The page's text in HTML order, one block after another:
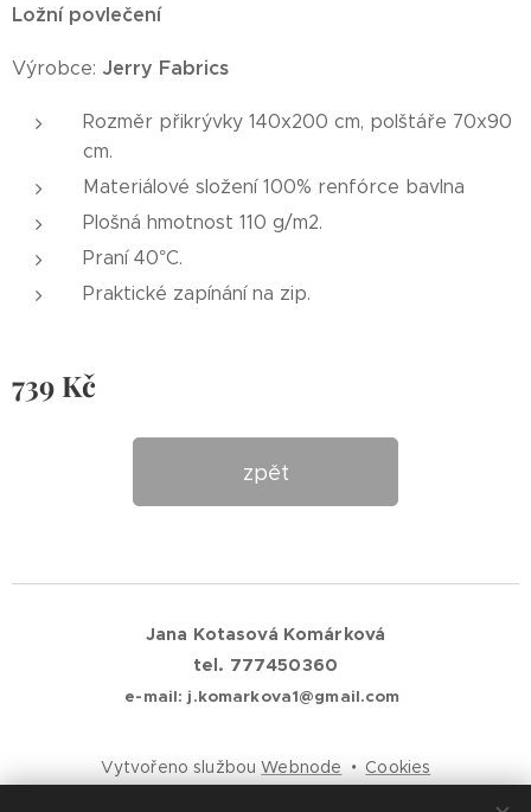
Ložní povlečení
Výrobce: Jerry Fabrics
Rozměr přikrývky 140x200 cm, polštáře 70x90
cm.
Materiálové složení 100% renfórce bavlna
Plošná hmotnost 110 g/m2.
Praní 40°C.
Praktické zapínání na zip.
739 Kč
zpět
Jana Kotasová Komárková
tel. 777450360
e-mail: j.komarkova1@gmail.com
Vytvořeno službouWebnode Cookies